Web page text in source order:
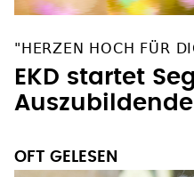
"HERZEN HOCH FÜR
EKD startet
Auszubildende
OFT GELESEN